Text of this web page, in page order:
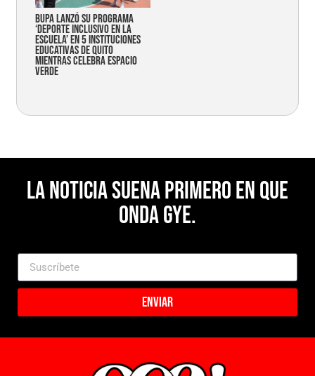
Bupa lanzó su programa
‘Deporte Inclusivo en la
Escuela’ en 5 instituciones
educativas de Quito
mientras celebra espacio
verde
La noticia suena primero en Que
Onda Gye.
Enviar